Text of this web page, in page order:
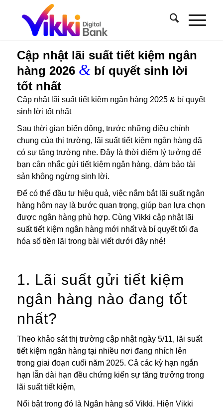
Cập nhật lãi suất tiết kiệm ngân
hàng 2026 &bí quyết sinh lời
tốt nhất
Cập nhật lãi suất tiết kiệm ngân hàng 2025 & bí quyết
sinh lời tốt nhất
Sau thời gian biến động, trước những điều chỉnh
chung của thị trường, lãi suất tiết kiệm ngân hàng đã
có sự tăng trưởng nhẹ. Đây là thời điểm lý tưởng để
bạn cân nhắc gửi tiết kiệm ngân hàng, đảm bảo tài
sản không ngừng sinh lời.
Để có thể đầu tư hiệu quả, việc nắm bắt lãi suất ngân
hàng hôm nay là bước quan trọng, giúp bạn lựa chọn
được ngân hàng phù hợp. Cùng Vikki cập nhật lãi
suất tiết kiệm ngân hàng mới nhất và bí quyết tối đa
hóa số tiền lãi trong bài viết dưới đây nhé!
1. Lãi suất gửi tiết kiệm
ngân hàng nào đang tốt
nhất?
Theo khảo sát thị trường cập nhật ngày 5/11, lãi suất
tiết kiệm ngân hàng tại nhiều nơi đang nhích lên
trong giai đoạn cuối năm 2025. Cả các kỳ hạn ngắn
hạn lẫn dài hạn đều chứng kiến sự tăng trưởng trong
lãi suất tiết kiệm,
Nổi bật trong đó là Ngân hàng số Vikki. Hiện Vikki